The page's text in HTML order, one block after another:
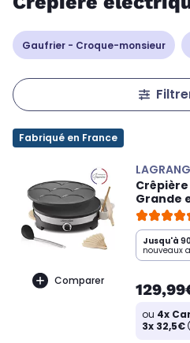
Gaufrier - Croque-monsieur
Fabriqué en France
Comparer
Crêpière
Grande
Jusqu'à
nouveaux
ou 4x
3x 32,5€